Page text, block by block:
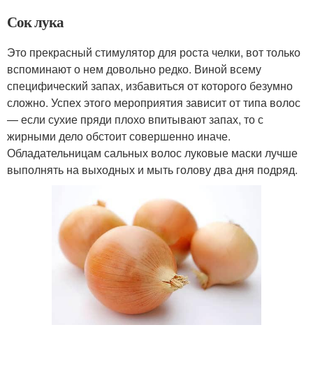
Сок лука
Это прекрасный стимулятор для роста челки, вот только
вспоминают о нем довольно редко. Виной всему
специфический запах, избавиться от которого безумно
сложно. Успех этого мероприятия зависит от типа волос
— если сухие пряди плохо впитывают запах, то с
жирными дело обстоит совершенно иначе.
Обладательницам сальных волос луковые маски лучше
выполнять на выходных и мыть голову два дня подряд.